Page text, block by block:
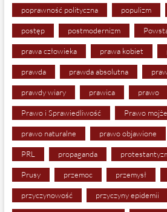
poprawność polityczna populizm
postęp postmodernizm
prawa człowieka prawa kobiet
prawda prawda absolutna
prawdy wiary prawica prawo
Prawo i Sprawiedliwość Prawo
prawo naturalne prawo objawione
PRL propaganda
Prusy przemoc przemysł
przyczynowość przyczyny epidemii